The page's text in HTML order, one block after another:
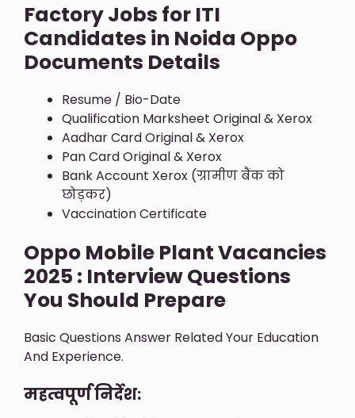
Factory Jobs for ITI
Candidates in Noida Oppo
Documents Details
Resume / Bio-Date
Qualification Marksheet Original & Xerox
Aadhar Card Original & Xerox
Pan Card Original & Xerox
Bank Account Xerox (ग्रामीण बैंक को
छोड़कर)
Vaccination Certificate
Oppo Mobile Plant Vacancies
2025 : Interview Questions
You Should Prepare
Basic Questions Answer Related Your Education
And Experience.
महत्वपूर्ण निर्देश: